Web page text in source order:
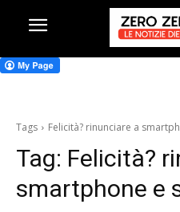
Tags Felicità? rinunciare a
Tag: Felicità?
smartphone e